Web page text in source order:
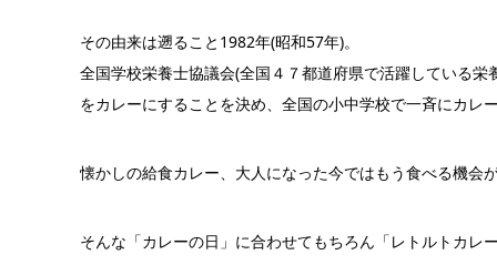
その由来は遡ること1982年(昭和57年)。
全国学校栄養士協議会(全国４７都道府県で活躍している
をカレーにすることを決め、全国の小中学校で一斉にカレ
懐かしの給食カレー、大人になった今ではもう食べる機会
そんな「カレーの日」に合わせてもちろん「レトルトカレ